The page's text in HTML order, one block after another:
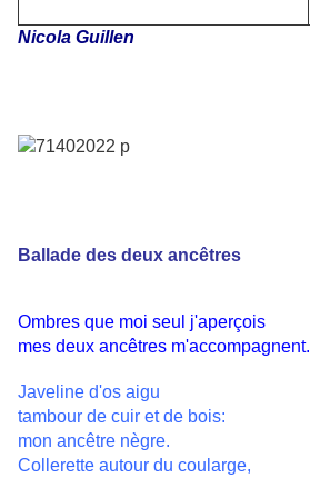
Nicola Guillen
Ballade des deux ancêtres
Ombres que moi seul j'aperçois
mes deux ancêtres m'accompagnent.
Javeline d'os aigu
tambour de cuir et de bois:
mon ancêtre nègre.
Collerette autour du coularge,